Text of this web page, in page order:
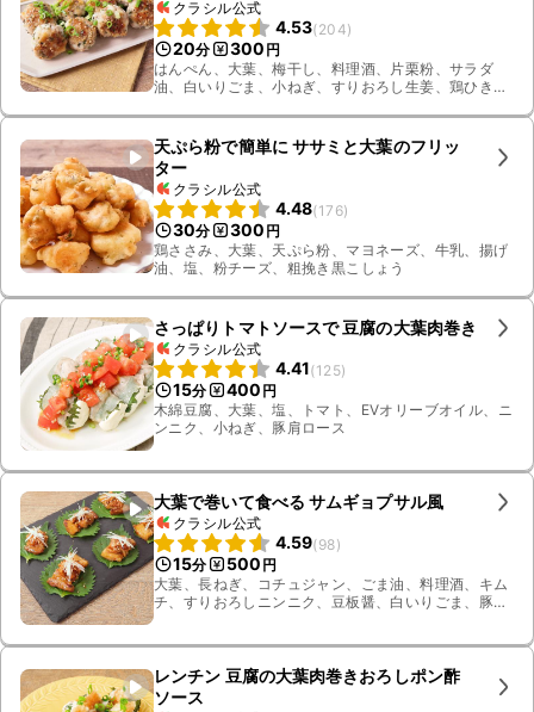
クラシル公式
4.53(204)
20分 300 円
はんぺん、大葉、梅干し、料理酒、片栗粉、サラダ
油、白いりごま、小ねぎ、すりおろし生姜、鶏ひき
天ぷら粉で簡単に ササミと大葉のフリッ
ター
クラシル公式
4.48(176)
30分 300 円
鶏ささみ、大葉、天ぷら粉、マヨネーズ、牛乳、揚げ
油、塩、粉チーズ、粗挽き黒こしょう
さっぱりトマトソースで 豆腐の大葉肉巻き
クラシル公式
4.41(125)
15分 400 円
木綿豆腐、大葉、塩、トマト、EVオリーブオイル、ニ
ンニク、小ねぎ、豚肩ロース
大葉で巻いて食べる サムギョプサル風
クラシル公式
4.59(98)
15分 500 円
大葉、長ねぎ、コチュジャン、ごま油、料理酒、キム
チ、すりおろしニンニク、豆板醤、白いりごま、豚バ
レンチン 豆腐の大葉肉巻きおろしポン酢
ソース